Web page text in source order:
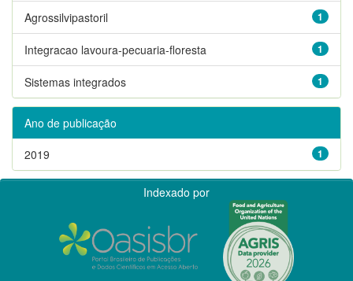
1
Agrossilvipastoril
1
Integracao lavoura-pecuaria-floresta
1
Sistemas integrados
Ano de publicação
1
2019
Indexado por